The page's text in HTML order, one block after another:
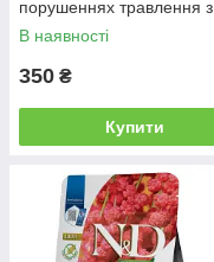
порушеннях травлення з
ягням 300 г
В наявності
350 ₴
Купити